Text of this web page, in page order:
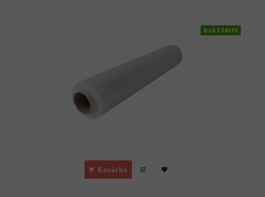
RAKTÁRON
Kosárba